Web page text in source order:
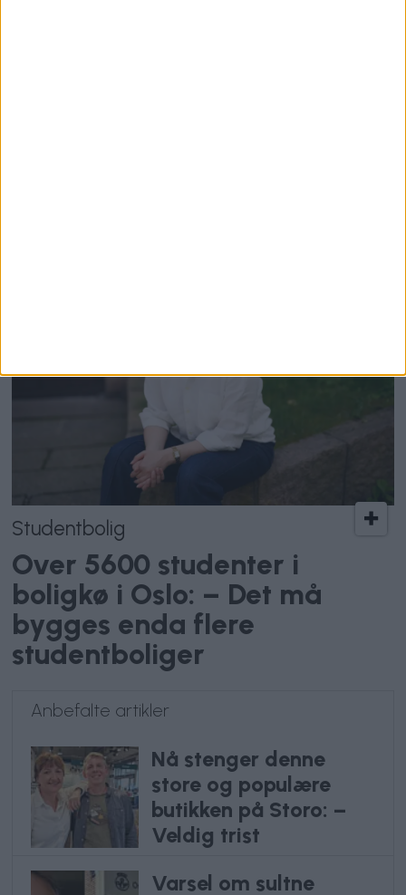
Studentbolig
Over 5600 studenter i
boligkø i Oslo: – Det må
bygges enda flere
studentboliger
Anbefalte artikler
Nå stenger denne
store og populære
butikken på Storo: –
Veldig trist
Varsel om sultne